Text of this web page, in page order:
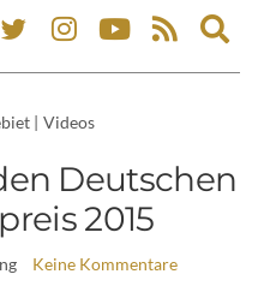
| Videos
Deutschen
2015
Keine Kommentare